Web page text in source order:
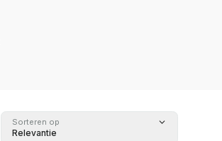
Sorteren op
Relevantie